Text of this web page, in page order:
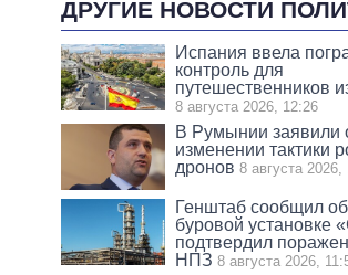
ДРУГИЕ НОВОСТИ
Испания ввела
контроль для
путешественников
8 августа 2026, 12:26
В Румынии заявили
изменении тактики
дронов 8 августа 2026,
Генштаб сообщил
буровой установке
подтвердил
НПЗ 8 августа 2026,